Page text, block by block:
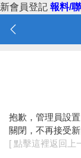
新會員登記 報料/
抱歉，管理員設
關閉，不再接受
[ 點擊這裡返回上